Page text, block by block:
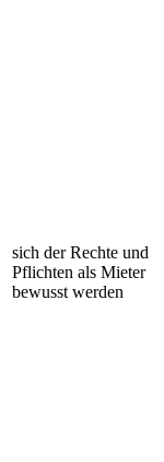
sich der Rechte und
Pflichten als Mieter
bewusst werden